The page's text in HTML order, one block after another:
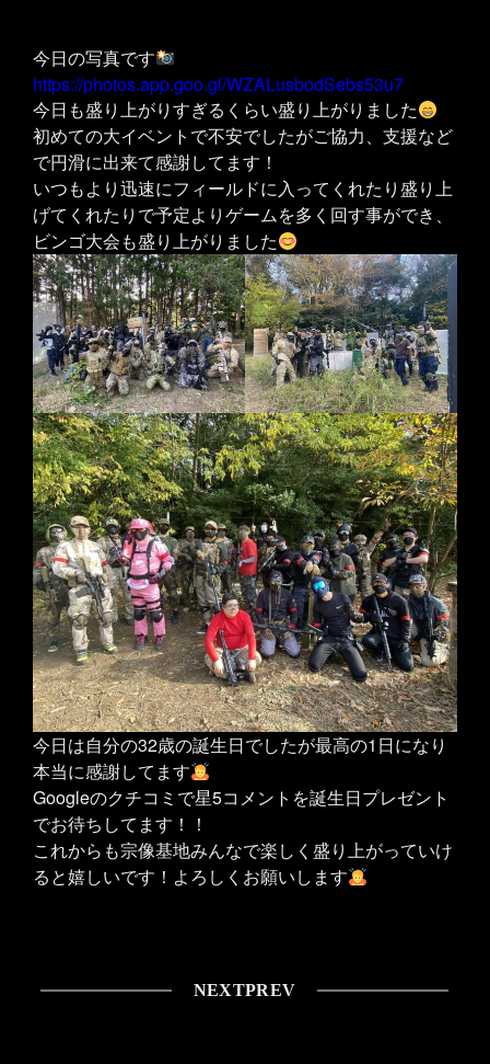
今日の写真です
https://photos.app.goo.gl/WZALusbodSebs53u7
今日も盛り上がりすぎるくらい盛り上がりました
初めての大イベントで不安でしたがご協力、支援など
で円滑に出来て感謝してます！
いつもより迅速にフィールドに入ってくれたり盛り上
げてくれたりで予定よりゲームを多く回す事ができ、
ビンゴ大会も盛り上がりました
今日は自分の32歳の誕生日でしたが最高の1日になり
本当に感謝してます
Googleのクチコミで星5コメントを誕生日プレゼント
でお待ちしてます！！
これからも宗像基地みんなで楽しく盛り上がっていけ
ると嬉しいです！よろしくお願いします
NEXTPREV